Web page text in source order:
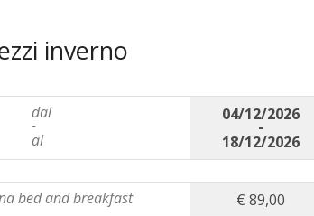
inverno
dal
-
al
04/12/2026
-
18/12/2026
bed and breakfast € 89,00